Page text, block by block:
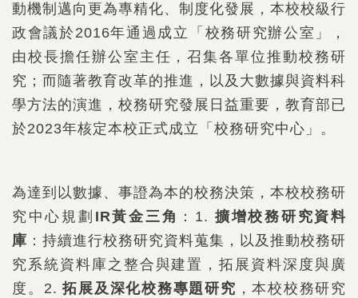
動機制邁向更為專精化、制度化發展，本校校級行
政會議於2016年通過成立「校務研究辦公室」，
由校長擔任辦公室主任，召集各單位推動校務研
究；而隨著教育改革的推進，以及大數據與資料科
學方法的演進，校務研究發展日益重要，教育部已
於2023年核定本校正式成立「校務研究中心」。
為達到以數據、事證為本的校務決策，本校校務研
究中心規劃 IR黃金三角 ：1. 擴增校務研究資料
庫 ：持續進行校務研究資料蒐集，以及推動校務研
究系統資料庫之整合與建置，拓展資料深度與廣
度。2.拓展及深化校務專題研究 ，本校校務研究